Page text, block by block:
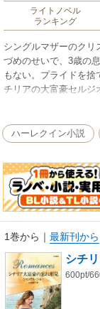
ライトノベル
ランキング
シングルマザーのクリ
づめのせいで、3歳の
もない。プライドを
チリアの大富豪セルジ
とを伝えるのだ。け
に駆けつけた彼女は、
思わず叫んでしまっ
く後悔してももう遅い
ハーレクイン小説
1巻から ｜ 最新刊から
シチ
600pt/